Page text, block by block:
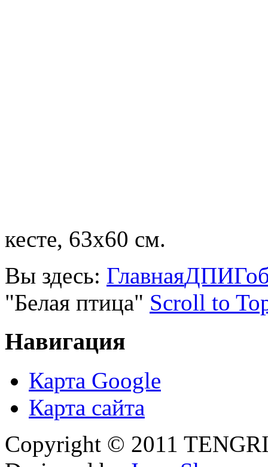
кесте, 63х60 см.
Вы здесь: ГлавнаяДПИ
"Белая птица" Scroll to
Навигация
Карта Google
Карта сайта
Copyright © 2011